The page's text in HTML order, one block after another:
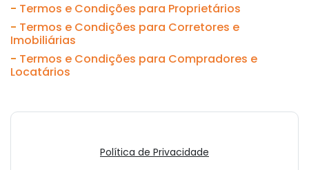
- Termos e Condições para Proprietários
- Termos e Condições para Corretores e
Imobiliárias
- Termos e Condições para Compradores e
Locatários
Política de Privacidade